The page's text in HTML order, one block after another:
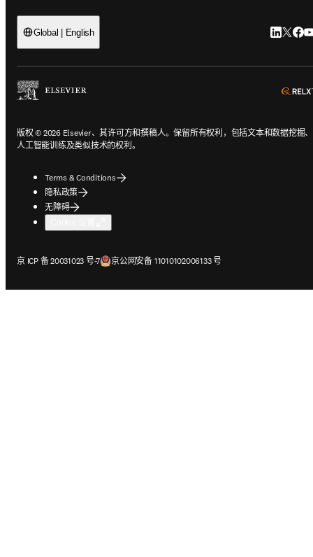
Global | English LinkedIn
版权 © 2026 Elsevier、其许可方和撰稿人。保留所有权利，包括文本和数据挖掘、
人工智能训练及类似技术的权利。
Terms & Conditions
隐私政策
无障碍
京 ICP 备 20031023 号-7
在新的选项卡/窗口中打开京公网安备 11010102006133 号
在新的选项卡/窗口中打开